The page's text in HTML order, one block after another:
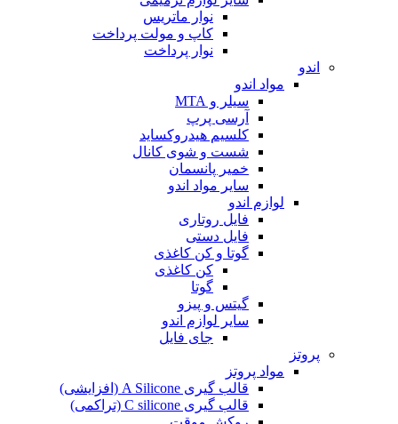
نوار ماتریس
کاپ و مولت پرداخت
نوار پرداخت
اندو
مواد اندو
سیلر و MTA
آرسی پرپ
کلسیم هیدروکساید
شست و شوی کانال
خمیر پانسمان
سایر مواد اندو
لوازم اندو
فایل روتاری
فایل دستی
گوتا و کن کاغذی
کن کاغذی
گوتا
گیتس و پیزو
سایر لوازم اندو
جای فایل
پروتز
مواد پروتز
قالب گیری A Silicone (افزایشی)
قالب گیری C silicone (تراکمی)